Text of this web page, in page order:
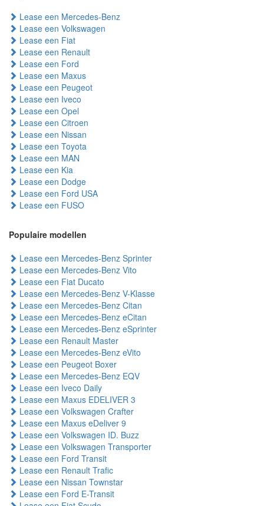
Lease een Mercedes-Benz
Lease een Volkswagen
Lease een Fiat
Lease een Renault
Lease een Ford
Lease een Maxus
Lease een Peugeot
Lease een Iveco
Lease een Opel
Lease een Citroen
Lease een Nissan
Lease een Toyota
Lease een MAN
Lease een Kia
Lease een Dodge
Lease een Ford USA
Lease een FUSO
Populaire modellen
Lease een Mercedes-Benz Sprinter
Lease een Mercedes-Benz Vito
Lease een Fiat Ducato
Lease een Mercedes-Benz V-Klasse
Lease een Mercedes-Benz Citan
Lease een Mercedes-Benz eCitan
Lease een Mercedes-Benz eSprinter
Lease een Renault Master
Lease een Mercedes-Benz eVito
Lease een Peugeot Boxer
Lease een Mercedes-Benz EQV
Lease een Iveco Daily
Lease een Maxus EDELIVER 3
Lease een Volkswagen Crafter
Lease een Maxus eDeliver 9
Lease een Volkswagen ID. Buzz
Lease een Volkswagen Transporter
Lease een Ford Transit
Lease een Renault Trafic
Lease een Nissan Townstar
Lease een Ford E-Transit